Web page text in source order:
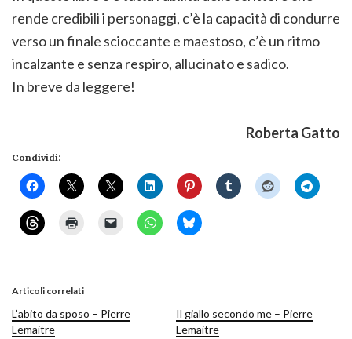
rende credibili i personaggi, c’è la capacità di condurre
verso un finale scioccante e maestoso, c’è un ritmo
incalzante e senza respiro, allucinato e sadico.
In breve da leggere!
Roberta Gatto
Condividi:
Articoli correlati
L’abito da sposo – Pierre
Lemaitre
Il giallo secondo me – Pierre
Lemaitre